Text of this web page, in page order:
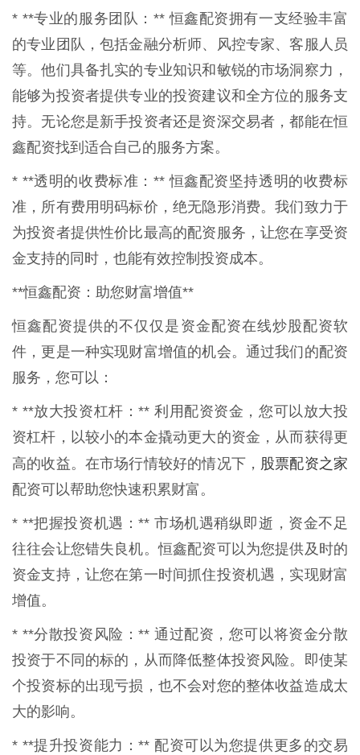
* **专业的服务团队：** 恒鑫配资拥有一支经验丰富
的专业团队，包括金融分析师、风控专家、客服人员
等。他们具备扎实的专业知识和敏锐的市场洞察力，
能够为投资者提供专业的投资建议和全方位的服务支
持。无论您是新手投资者还是资深交易者，都能在恒
鑫配资找到适合自己的服务方案。
* **透明的收费标准：** 恒鑫配资坚持透明的收费标
准，所有费用明码标价，绝无隐形消费。我们致力于
为投资者提供性价比最高的配资服务，让您在享受资
金支持的同时，也能有效控制投资成本。
**恒鑫配资：助您财富增值**
恒鑫配资提供的不仅仅是资金配资在线炒股配资软
件，更是一种实现财富增值的机会。通过我们的配资
服务，您可以：
* **放大投资杠杆：** 利用配资资金，您可以放大投
资杠杆，以较小的本金撬动更大的资金，从而获得更
高的收益。在市场行情较好的情况下， 股票配资之家
配资可以帮助您快速积累财富。
* **把握投资机遇：** 市场机遇稍纵即逝，资金不足
往往会让您错失良机。恒鑫配资可以为您提供及时的
资金支持，让您在第一时间抓住投资机遇，实现财富
增值。
* **分散投资风险：** 通过配资，您可以将资金分散
投资于不同的标的，从而降低整体投资风险。即使某
个投资标的出现亏损，也不会对您的整体收益造成太
大的影响。
* **提升投资能力：** 配资可以为您提供更多的交易